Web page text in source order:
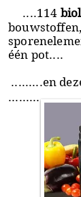
....114
één pot....
.........en
.........